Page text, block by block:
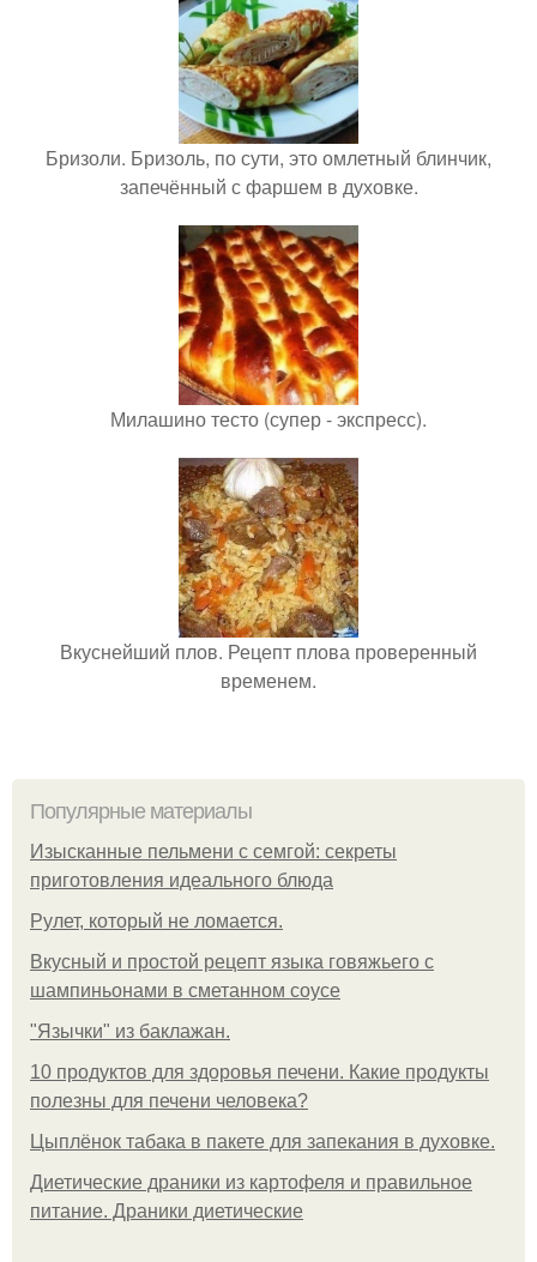
Бризоли. Бризоль, по сути, это омлетный блинчик,
запечённый с фаршем в духовке.
Милашино тесто (супер - экспресс).
Вкуснейший плов. Рецепт плова проверенный
временем.
Популярные материалы
Изысканные пельмени с семгой: секреты
приготовления идеального блюда
Рулет, который не ломается.
Вкусный и простой рецепт языка говяжьего с
шампиньонами в сметанном соусе
"Язычки" из баклажан.
10 продуктов для здоровья печени. Какие продукты
полезны для печени человека?
Цыплёнок табака в пакете для запекания в духовке.
Диетические драники из картофеля и правильное
питание. Драники диетические